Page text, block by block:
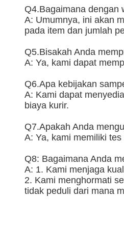
Q4.Bagaimana dengan
A: Umumnya, ini akan
pada item dan jumlah
Q5.Bisakah Anda
A: Ya, kami dapat
Q6.Apa kebijakan
A: Kami dapat
biaya kurir.
Q7.Apakah Anda
A: Ya, kami memiliki
Q8: Bagaimana Anda
A: 1. Kami menjaga
2. Kami menghormati
tidak peduli dari mana